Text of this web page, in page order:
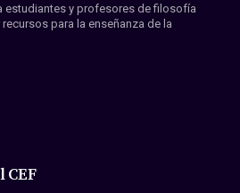
estudiantes y profesores de filosofía
para la enseñanza de la
CEF